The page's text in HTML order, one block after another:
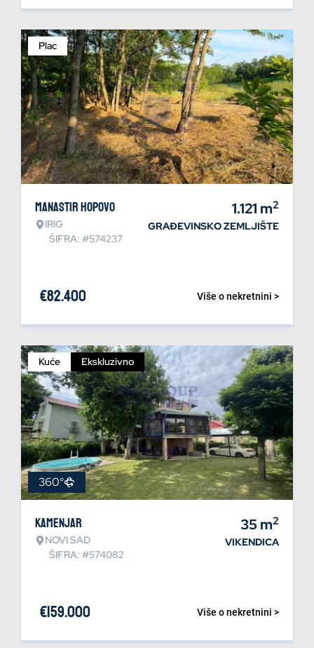
Plac
Manastir Hopovo
IRIG
ŠIFRA: #574237
1.121 m2
GRAĐEVINSKO ZEMLJIŠTE
Više o nekretnini >
€82.400
Kuće Ekskluzivno
360°
Kamenjar
NOVI SAD
ŠIFRA: #574082
35m2
VIKENDICA
Više o nekretnini >
€159.000